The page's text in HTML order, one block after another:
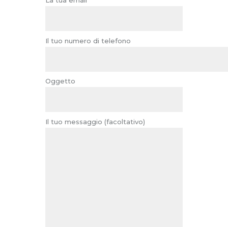
Il tuo numero di telefono
Oggetto
Il tuo messaggio (facoltativo)